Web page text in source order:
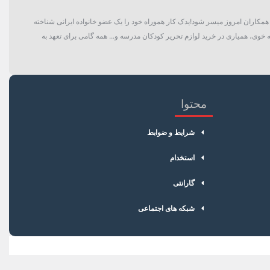
و حتی همکاران امروز میسر شود!یدک کار هموراه خود را یک عضو خانواده ایرانی شناخته
خوی، همیاری در خرید لوازم تحریر کودکان مدرسه و... همه گامی برای تعهد به
محتوا
شرایط و ضوابط
استخدام
گارانتی
شبکه های اجتماعی